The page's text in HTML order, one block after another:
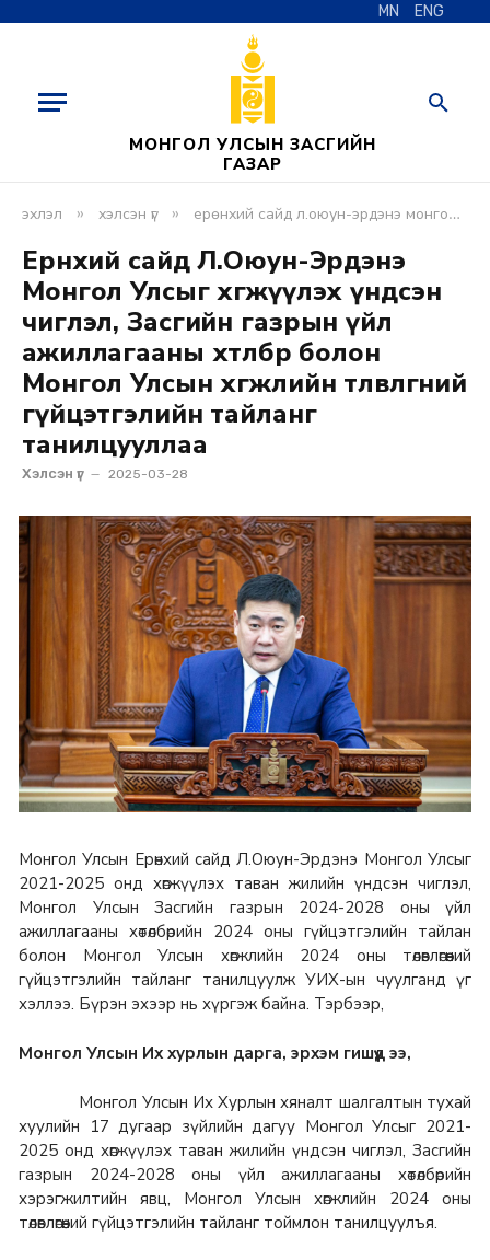
MN ENG
МОНГОЛ УЛСЫН ЗАСГИЙН
ГАЗАР
эхлэл » хэлсэн үг » ерөнхий сайд л.оюун-эрдэнэ монгол улсыг хөгжүүлэх үндсэн чиглэл, засгийн газрын үйл ажиллагааны хөтөлбөр болон монгол улсын хөгжлийн төлөвлөгөөний гүйцэтгэлийн тайланг танилцууллаа
Ерөнхий сайд Л.Оюун-Эрдэнэ
Монгол Улсыг хөгжүүлэх үндсэн
чиглэл, Засгийн газрын үйл
ажиллагааны хөтөлбөр болон
Монгол Улсын хөгжлийн төлөвлөгөөний
гүйцэтгэлийн тайланг
танилцууллаа
Хэлсэн үг 2025-03-28
Монгол Улсын Ерөнхий сайд Л.Оюун-Эрдэнэ Монгол Улсыг
2021-2025 онд хөгжүүлэх таван жилийн үндсэн чиглэл,
Монгол Улсын Засгийн газрын 2024-2028 оны үйл
ажиллагааны хөтөлбөрийн 2024 оны гүйцэтгэлийн тайлан
болон Монгол Улсын хөгжлийн 2024 оны төлөвлөгөөний
гүйцэтгэлийн тайланг танилцуулж УИХ-ын чуулганд үг
хэллээ. Бүрэн эхээр нь хүргэж байна. Тэрбээр,
Монгол Улсын Их хурлын дарга, эрхэм гишүүд ээ,
Монгол Улсын Их Хурлын хяналт шалгалтын тухай
хуулийн 17 дугаар зүйлийн дагуу Монгол Улсыг 2021-
2025 онд хөгжүүлэх таван жилийн үндсэн чиглэл, Засгийн
газрын 2024-2028 оны үйл ажиллагааны хөтөлбөрийн
хэрэгжилтийн явц, Монгол Улсын хөгжлийн 2024 оны
төлөвлөгөөний гүйцэтгэлийн тайланг тоймлон танилцуулъя.